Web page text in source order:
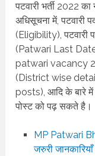
पटवारी भर्ती 2022
अधिसूचना में, पटवारी
(Eligibility), पटवारी
(Patwari Last Date)
patwari vacancy
(District wise
posts), आदि के बारे में
पोस्ट को पढ़ सकते है।
MP Patwari
जरुरी